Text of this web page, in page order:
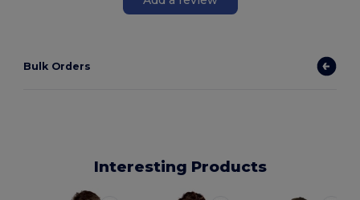
Bulk Orders
Interesting Products